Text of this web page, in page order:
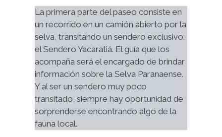
La primera parte del paseo consiste en
un recorrido en un camión abierto por la
selva, transitando un sendero exclusivo:
el Sendero Yacaratiá. El guía que los
acompaña será el encargado de brindar
información sobre la Selva Paranaense.
Y al ser un sendero muy poco
transitado, siempre hay oportunidad de
sorprenderse encontrando algo de la
fauna local.